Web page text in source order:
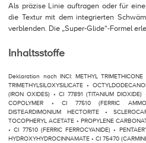
Als präzise Linie auftragen oder für
die Textur mit dem integrierten
verblenden. Die „Super-Glide“-Formel
Inhaltsstoffe
Deklaration nach INCI: METHYL TRIMETHICONE
TRIMETHYLSILOXYSILICATE •
(IRON OXIDES) • CI 77891 (TITANIUM DIOXIDE)
COPOLYMER • CI 77510 (FERRIC
DISTEARDIMONIUM HECTORITE •
TOCOPHERYL ACETATE • PROPYLENE
• CI 77510 (FERRIC FERROCYANIDE) •
HYDROXYHYDROCINNAMATE • CI 75470